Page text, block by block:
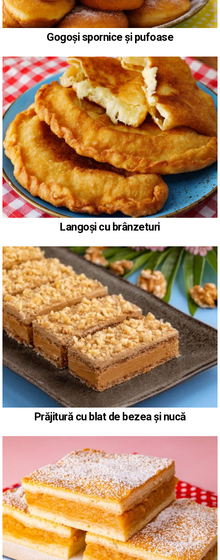
Gogoși spornice și pufoase
Langoși cu brânzeturi
Prăjitură cu blat de bezea și nucă